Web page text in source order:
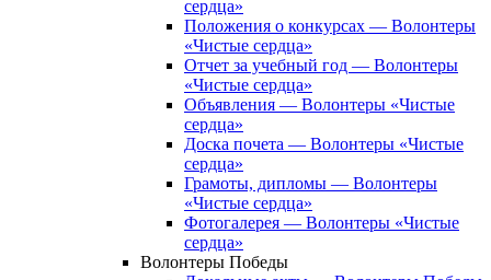
сердца»
Положения о конкурсах — Волонтеры
«Чистые сердца»
Отчет за учебный год — Волонтеры
«Чистые сердца»
Объявления — Волонтеры «Чистые
сердца»
Доска почета — Волонтеры «Чистые
сердца»
Грамоты, дипломы — Волонтеры
«Чистые сердца»
Фотогалерея — Волонтеры «Чистые
сердца»
Волонтеры Победы